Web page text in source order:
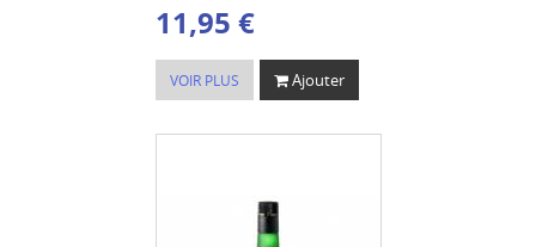
11,95 €
VOIR PLUS Ajouter